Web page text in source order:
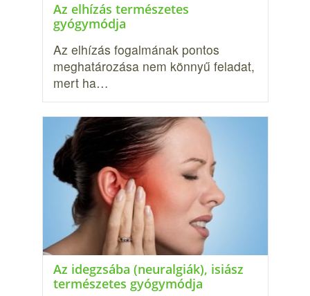
Az elhízás természetes
gyógymódja
Az elhízás fogalmának pontos
meghatározása nem könnyű feladat,
mert ha…
Az idegzsába (neuralgiák), isiász
természetes gyógymódja